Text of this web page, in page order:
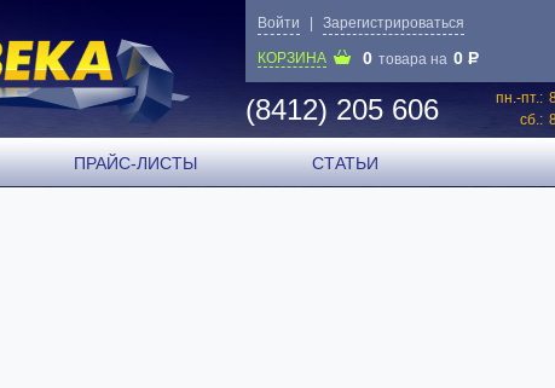
Войти Зарегистрироваться
КОРЗИНА 0 товара на 0 P
(8412) 205 606 пн.-пт.:
сб.:
ПРАЙС-ЛИСТЫ СТАТЬИ